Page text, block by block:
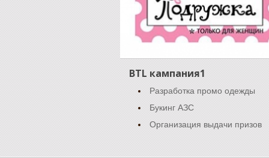
BTL кампания1
Разработка промо одежды
Букинг АЗС
Организация выдачи призов